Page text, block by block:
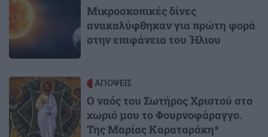
Μικροσκοπικές δίνες
ανακαλύφθηκαν για πρώτη φορά
στην επιφάνεια του Ήλιου
Image ΑΠΟΨΕΙΣ
Ο ναός του Σωτήρος Χριστού στο
χωριό μου το Φουρνοφάραγγο.
Της Μαρίας Καραταράκη*